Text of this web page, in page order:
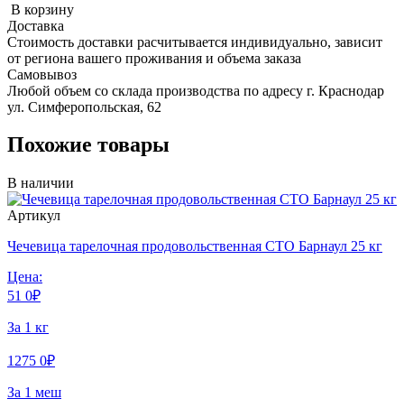
В корзину
Доставка
Стоимость доставки расчитывается индивидуально, зависит
от региона вашего проживания и объема заказа
Самовывоз
Любой объем со склада производства по адресу г. Краснодар
ул. Симферопольская, 62
Похожие товары
В наличии
Артикул
Чечевица тарелочная продовольственная СТО Барнаул 25 кг
Цена:
51 0₽
За 1 кг
1275 0₽
За 1 меш